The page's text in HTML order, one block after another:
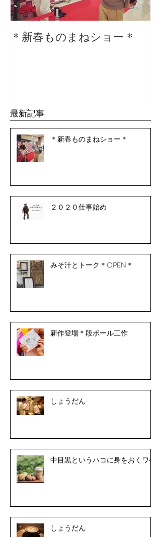
＊新春ものまねショー＊
最新記事
＊新春ものまねショー＊
２０２０仕事始め
みそ汁とトーク＊OPEN＊
新作登場＊段ボール工作
しょうだん
中目黒というハコに身をおくワケ
しょうだん